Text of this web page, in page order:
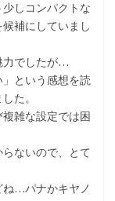
しコンパクトな
補にしていまし
力でしたが…
という感想を読
た。
雑な設定では困
ないので、とて
ね…パナかキヤノ